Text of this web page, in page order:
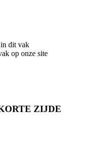
in dit vak
op onze site
ZIJDE